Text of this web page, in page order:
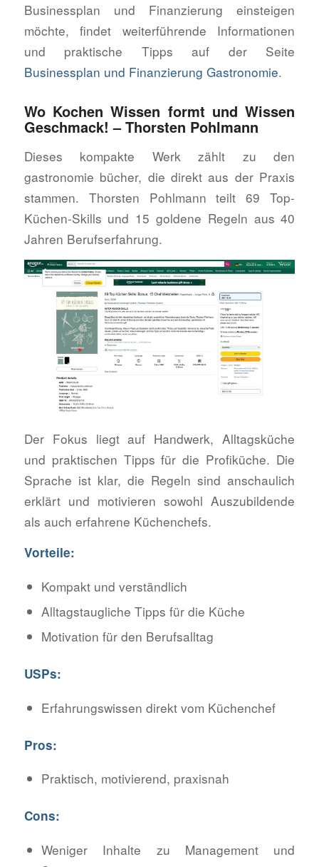
Businessplan und Finanzierung einsteigen
möchte, findet weiterführende Informationen
und praktische Tipps auf der Seite
Businessplan und Finanzierung Gastronomie.
Wo Kochen Wissen formt und Wissen
Geschmack! – Thorsten Pohlmann
Dieses kompakte Werk zählt zu den
gastronomie bücher, die direkt aus der Praxis
stammen. Thorsten Pohlmann teilt 69 Top-
Küchen-Skills und 15 goldene Regeln aus 40
Jahren Berufserfahrung.
Der Fokus liegt auf Handwerk, Alltagsküche
und praktischen Tipps für die Profiküche. Die
Sprache ist klar, die Regeln sind anschaulich
erklärt und motivieren sowohl Auszubildende
als auch erfahrene Küchenchefs.
Vorteile:
Kompakt und verständlich
Alltagstaugliche Tipps für die Küche
Motivation für den Berufsalltag
USPs:
Erfahrungswissen direkt vom Küchenchef
Pros:
Praktisch, motivierend, praxisnah
Cons:
Weniger Inhalte zu Management und